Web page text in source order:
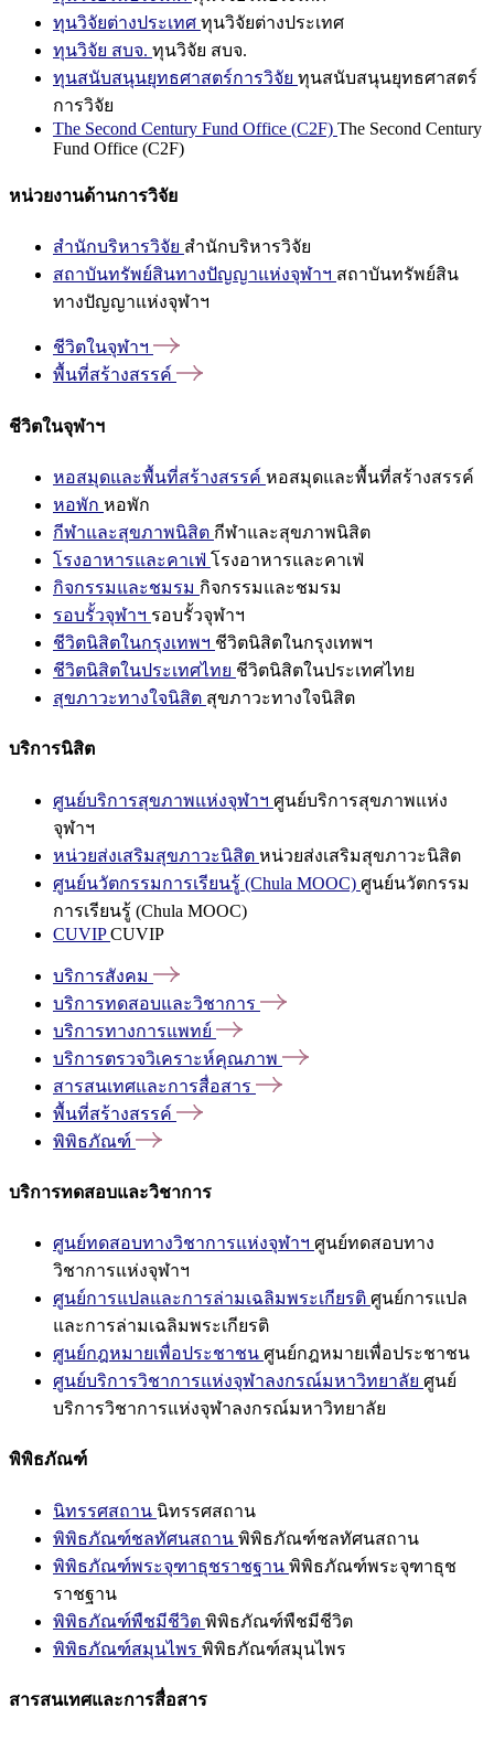
ทุนวิจัยต่างประเทศ ทุนวิจัยต่างประเทศ
ทุนวิจัย สบจ. ทุนวิจัย สบจ.
ทุนสนับสนุนยุทธศาสตร์การวิจัย ทุนสนับสนุนยุทธศาสตร์
การวิจัย
The Second Century Fund Office (C2F) The Second Century
Fund Office (C2F)
หน่วยงานด้านการวิจัย
สำนักบริหารวิจัย สำนักบริหารวิจัย
สถาบันทรัพย์สินทางปัญญาแห่งจุฬาฯ สถาบันทรัพย์สิน
ทางปัญญาแห่งจุฬาฯ
ชีวิตในจุฬาฯ
พื้นที่สร้างสรรค์
ชีวิตในจุฬาฯ
หอสมุดและพื้นที่สร้างสรรค์ หอสมุดและพื้นที่สร้างสรรค์
หอพัก หอพัก
กีฬาและสุขภาพนิสิต กีฬาและสุขภาพนิสิต
โรงอาหารและคาเฟ่ โรงอาหารและคาเฟ่
กิจกรรมและชมรม กิจกรรมและชมรม
รอบรั้วจุฬาฯ รอบรั้วจุฬาฯ
ชีวิตนิสิตในกรุงเทพฯ ชีวิตนิสิตในกรุงเทพฯ
ชีวิตนิสิตในประเทศไทย ชีวิตนิสิตในประเทศไทย
สุขภาวะทางใจนิสิต สุขภาวะทางใจนิสิต
บริการนิสิต
ศูนย์บริการสุขภาพแห่งจุฬาฯ ศูนย์บริการสุขภาพแห่ง
จุฬาฯ
หน่วยส่งเสริมสุขภาวะนิสิต หน่วยส่งเสริมสุขภาวะนิสิต
ศูนย์นวัตกรรมการเรียนรู้ (Chula MOOC) ศูนย์นวัตกรรม
การเรียนรู้ (Chula MOOC)
CUVIPCUVIP
บริการสังคม
บริการทดสอบและวิชาการ
บริการทางการแพทย์
บริการตรวจวิเคราะห์คุณภาพ
สารสนเทศและการสื่อสาร
พื้นที่สร้างสรรค์
พิพิธภัณฑ์
บริการทดสอบและวิชาการ
ศูนย์ทดสอบทางวิชาการแห่งจุฬาฯ ศูนย์ทดสอบทาง
วิชาการแห่งจุฬาฯ
ศูนย์การแปลและการล่ามเฉลิมพระเกียรติ ศูนย์การแปล
และการล่ามเฉลิมพระเกียรติ
ศูนย์กฎหมายเพื่อประชาชน ศูนย์กฎหมายเพื่อประชาชน
ศูนย์บริการวิชาการแห่งจุฬาลงกรณ์มหาวิทยาลัย ศูนย์
บริการวิชาการแห่งจุฬาลงกรณ์มหาวิทยาลัย
พิพิธภัณฑ์
นิทรรศสถาน นิทรรศสถาน
พิพิธภัณฑ์ชลทัศนสถาน พิพิธภัณฑ์ชลทัศนสถาน
พิพิธภัณฑ์พระจุฑาธุชราชฐาน พิพิธภัณฑ์พระจุฑาธุช
ราชฐาน
พิพิธภัณฑ์พืชมีชีวิต พิพิธภัณฑ์พืชมีชีวิต
พิพิธภัณฑ์สมุนไพร พิพิธภัณฑ์สมุนไพร
สารสนเทศและการสื่อสาร